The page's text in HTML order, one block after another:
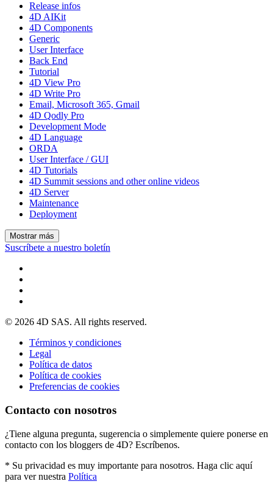
Release infos
4D AIKit
4D Components
Generic
User Interface
Back End
Tutorial
4D View Pro
4D Write Pro
Email, Microsoft 365, Gmail
4D Qodly Pro
Development Mode
4D Language
ORDA
User Interface / GUI
4D Tutorials
4D Summit sessions and other online videos
4D Server
Maintenance
Deployment
Mostrar más
Suscríbete a nuestro boletín
© 2026 4D SAS. All rights reserved.
Términos y condiciones
Legal
Política de datos
Política de cookies
Preferencias de cookies
Contacto con nosotros
¿Tiene alguna pregunta, sugerencia o simplemente quiere ponerse en
contacto con los bloggers de 4D? Escríbenos.
* Su privacidad es muy importante para nosotros. Haga clic aquí
para ver nuestra Política